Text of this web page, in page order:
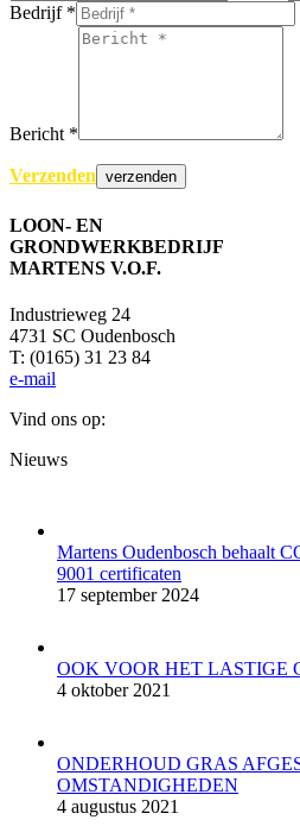
Bedrijf *
Bericht *
Verzenden
LOON- EN
GRONDWERKBEDRIJF
MARTENS V.O.F.
Industrieweg 24
4731 SC Oudenbosch
T: (0165) 31 23 84
e-mail
Vind ons op:
Facebook
window
YouTube
window
Mail
window
Website
window
Nieuws
Martens Oudenbosch behaalt
9001 certificaten
17 september 2024
OOK VOOR HET LASTIGE
4 oktober 2021
ONDERHOUD GRAS
OMSTANDIGHEDEN
4 augustus 2021